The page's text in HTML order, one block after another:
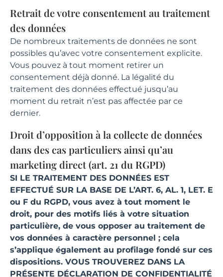
Retrait de votre consentement au traitement
des données
De nombreux traitements de données ne sont
possibles qu’avec votre consentement explicite.
Vous pouvez à tout moment retirer un
consentement déjà donné. La légalité du
traitement des données effectué jusqu’au
moment du retrait n’est pas affectée par ce
dernier.
Droit d’opposition à la collecte de données
dans des cas particuliers ainsi qu’au
marketing direct (art. 21 du RGPD)
SI LE TRAITEMENT DES DONNÉES EST
EFFECTUÉ SUR LA BASE DE L’ART. 6, AL. 1, LET. E
ou F du RGPD, vous avez à tout moment le
droit, pour des motifs liés à votre situation
particulière, de vous opposer au traitement de
vos données à caractère personnel ; cela
s’applique également au profilage fondé sur ces
dispositions. VOUS TROUVEREZ DANS LA
PRÉSENTE DÉCLARATION DE CONFIDENTIALITÉ